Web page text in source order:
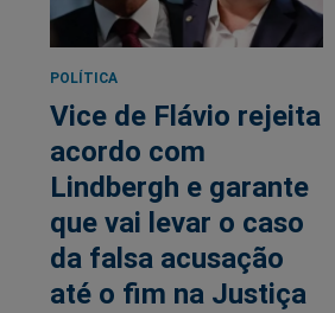
POLÍTICA
Vice de Flávio rejeita
acordo com
Lindbergh e garante
que vai levar o caso
da falsa acusação
até o fim na Justiça